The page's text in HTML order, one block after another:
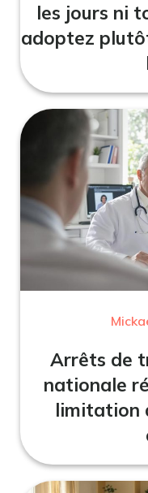
les jours ni
adoptez
Arrêts de
nationale
limitation